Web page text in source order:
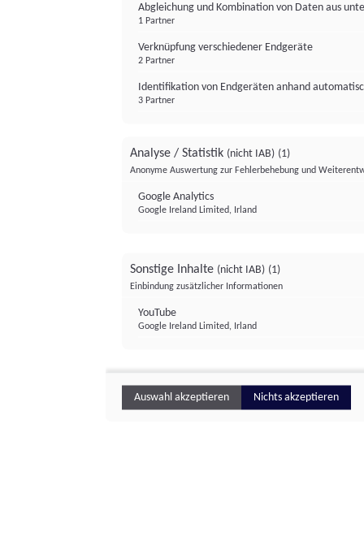
Abgleichung und Kombination von Daten aus
1 Partner
Verknüpfung verschiedener Endgeräte
2 Partner
Identifikation von Endgeräten anhand
3 Partner
Analyse / Statistik (nicht IAB) (1)
Anonyme Auswertung zur Fehlerbehebung und
Google Analytics
Google Ireland Limited, Irland
Sonstige Inhalte (nicht IAB) (1)
Einbindung zusätzlicher Informationen
YouTube
Google Ireland Limited, Irland
Auswahl akzeptieren Nichts akzeptieren